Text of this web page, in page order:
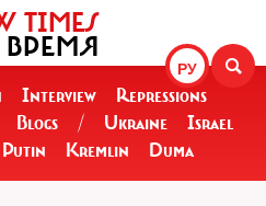
РУ
TIMES
Interview
Repressions
Blogs / Ukraine
Israel
Putin Kremlin Duma